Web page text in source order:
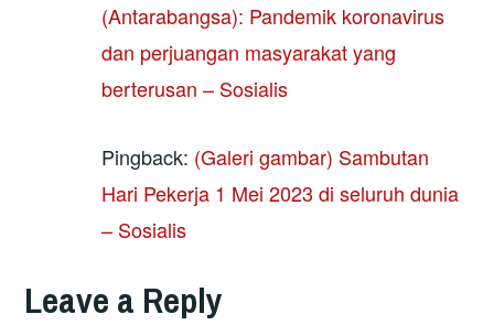
(Antarabangsa): Pandemik koronavirus
dan perjuangan masyarakat yang
berterusan – Sosialis
Pingback: (Galeri gambar) Sambutan
Hari Pekerja 1 Mei 2023 di seluruh dunia
– Sosialis
Leave a Reply